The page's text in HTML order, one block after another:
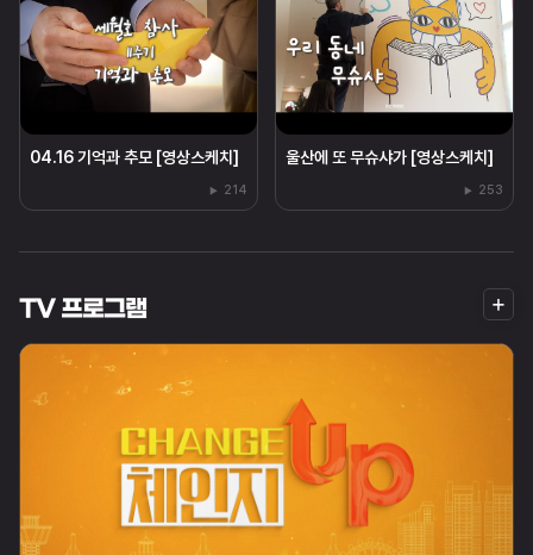
04.16 기억과 추모 [영상스케치]
214
울산에 또 무슈샤가 [영상스케치]
253
TV 프로그램
더
보